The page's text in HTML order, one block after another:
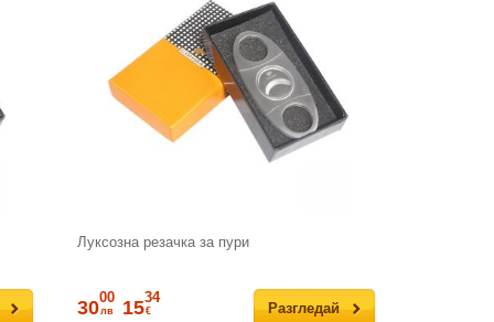
Луксозна резачка за пури
Разгледай
3000
лв 1534
€